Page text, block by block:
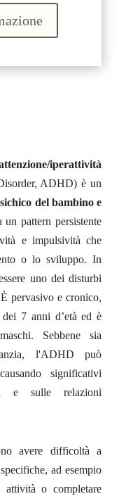
iperattività
ADHD) è un
del bambino e
pattern persistente
e impulsività che
o lo sviluppo. In
uno dei disturbi
pervasivo e cronico,
dei 7 anni d’età ed è
Sebbene sia
l'ADHD può
significativi
e sulle relazioni
avere difficoltà a
ad esempio
attività o completare